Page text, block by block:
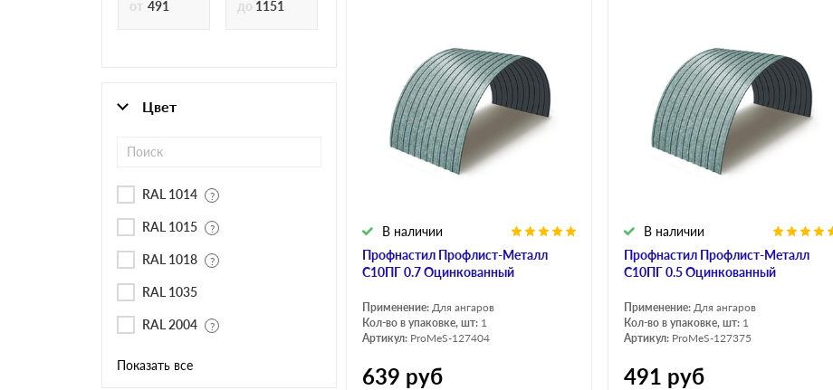
Черепица Ондулин Ондулин Смарт
Шифер 7-волновой
Цвет
RAL 1014
RAL 1015
RAL 1018
RAL 1035
RAL 2004
Показать все
Профнастил Профлист-Металл
C10ПГ 0.7 Оцинкованный
В наличии
Применение: Для ангаров
Кол-во в упаковке, шт: 1
Артикул: ProMeS-127404
639 руб
Профнастил Профлист-Металл
C10ПГ 0.5 Оцинкованный
В наличии
Применение: Для ангаров
Кол-во в упаковке, шт: 1
Артикул: ProMeS-127375
491 руб